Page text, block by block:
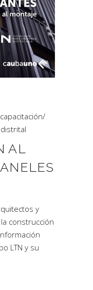
capacitación/
AL
y
construcción
LTN y su